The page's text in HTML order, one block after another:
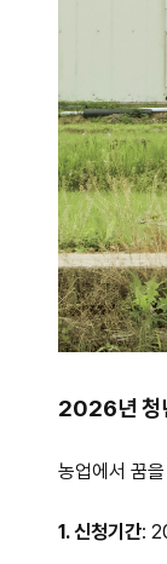
2026년 청
농업에서 꿈
1. 신청기간: